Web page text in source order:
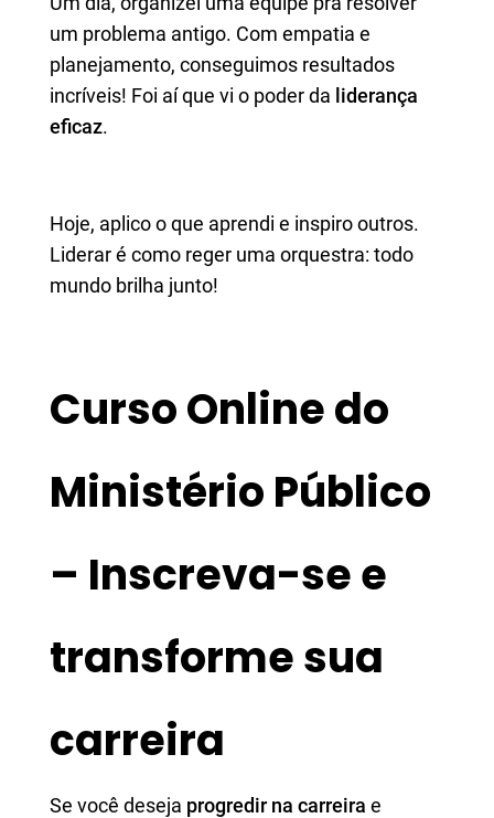
um problema antigo. Com empatia e
planejamento, conseguimos resultados
incríveis! Foi aí que vi o poder da liderança
eficaz.
Hoje, aplico o que aprendi e inspiro outros.
Liderar é como reger uma orquestra: todo
mundo brilha junto!
Curso Online do
Ministério Público
– Inscreva-se e
transforme sua
carreira
Se você deseja progredir na carreira e